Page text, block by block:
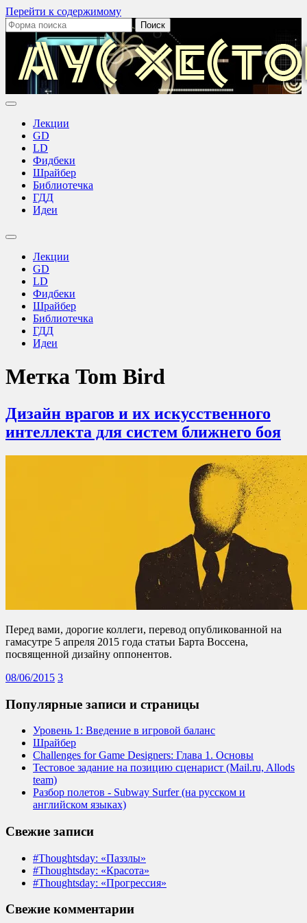
Перейти к содержимому
Поиск:
Аус
Лекции
GD
LD
Фидбеки
Шрайбер
Библиотечка
ГДД
Идеи
Переключить
поискаЛекции
GD
LD
Фидбеки
Шрайбер
Библиотечка
ГДД
Идеи
Метка Tom Bird
Дизайн врагов и их искусственного
интеллекта для систем ближнего боя
Перед вами, дорогие коллеги, перевод опубликованной на
гамасутре 5 апреля 2015 года статьи Барта Воссена,
посвященной дизайну оппонентов.
08/06/2015 3
Популярные записи и страницы
Уровень 1: Введение в игровой баланс
Шрайбер
Challenges for Game Designers: Глава 1. Основы
Тестовое задание на позицию сценарист (Mail.ru, Allods
team)
Разбор полетов - Subway Surfer (на русском и
английском языках)
Свежие записи
#Thoughtsday: «Паззлы»
#Thoughtsday: «Красота»
#Thoughtsday: «Прогрессия»
Свежие комментарии